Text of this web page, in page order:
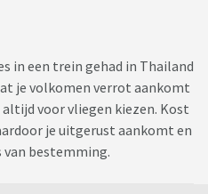
in een trein gehad in Thailand
je volkomen verrot aankomt
voor vliegen kiezen. Kost
je uitgerust aankomt en
bestemming.